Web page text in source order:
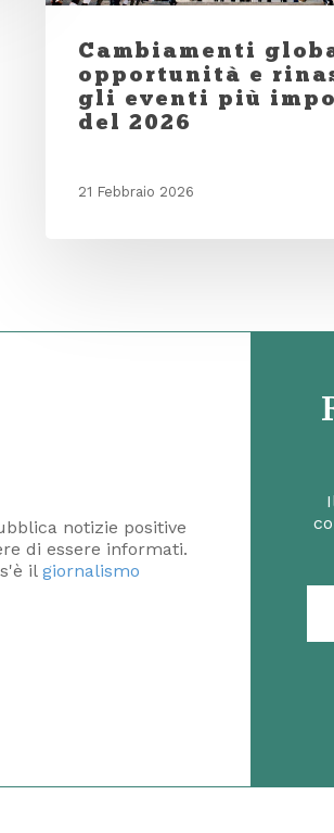
Cambiamenti
opportunità e
gli eventi più
del 2026
21 Febbraio 2026
notizie positive
di essere informati.
il giornalismo